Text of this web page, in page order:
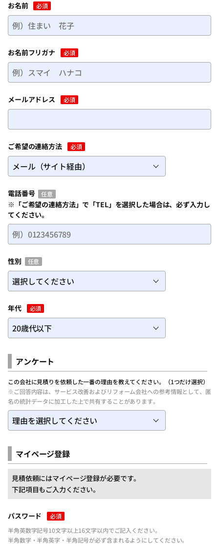
お名前 必須
お名前フリガナ 必須
メールアドレス 必須
ご希望の連絡方法 必須
電話番号 任意
※「ご希望の連絡方法」で「TEL」を選択した場合は、必ず入力し
てください。
性別 任意
年代 必須
アンケート
この会社に見積りを依頼した一番の理由を教えてください。（1つだけ選択）
※ご回答内容は、サービス改善およびリフォーム会社への参考情報として、匿
名の統計データに加工した上で共有することがあります。
マイページ登録
見積依頼にはマイページ登録が必要です。
下記項目もご入力ください。
パスワード
必須
半角英数字記号10文字以上16文字以内でご記入ください。
半角数字・半角英字・半角記号が必ず含まれるようにしてください。